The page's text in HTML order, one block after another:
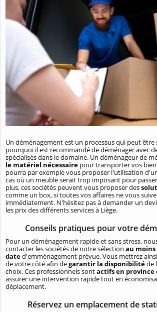
Un déménagement est un processus qui peut être
pourquoi il est recommandé de déménager avec
spécialisés dans le domaine. Un déménageur de
le matériel nécessaire pour transporter vos
pourra par exemple vous proposer l'utilisation
cas où un meuble serait trop imposant pour
plus, ces sociétés peuvent vous proposer des
comme un box, si toutes vos affaires ne vous
immédiatement. N'hésitez pas à demander un
les prix des différents services à Liège.
Conseils pratiques pour votre
Pour un déménagement rapide et sans stress,
contacter les sociétés de notre sélection au
dated'emménagement prévue. Vous mettrez
de votre côté afin degarantir la disponibilitéde
choix. Ces professionnels sontactifs en province
assurer une intervention rapide tout en
déplacement.
Réservez un emplacement de